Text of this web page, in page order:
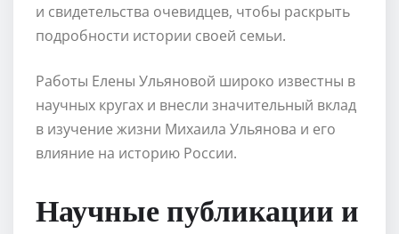
и свидетельства очевидцев, чтобы раскрыть
подробности истории своей семьи.
Работы Елены Ульяновой широко известны в
научных кругах и внесли значительный вклад
в изучение жизни Михаила Ульянова и его
влияние на историю России.
Научные публикации и